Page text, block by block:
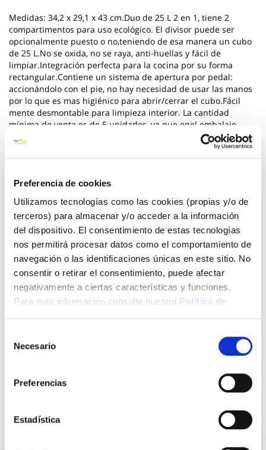
Preferencia de cookies
Utilizamos tecnologías como las cookies (propias y/o de
terceros) para almacenar y/o acceder a la información
del dispositivo. El consentimiento de estas tecnologías
nos permitirá procesar datos como el comportamiento de
navegación o las identificaciones únicas en este sitio. No
consentir o retirar el consentimiento, puede afectar
negativamente a ciertas características y funciones.
Para más información consulte nuestra Política de
Necesario
Preferencias
Estadística
Medidas: 34,2 x 29,1 x 43 cm.Duo de 25 L 2 en 1, tiene 2
compartimentos para uso ecológico. El divisor puede ser
opcionalmente puesto o no,teniendo de esa manera un cubo
de 25 L.No se oxida, no se raya, anti-huellas y fácil de
limpiar.Integración perfecta para la cocina por su forma
rectangular.Contiene un sistema de apertura por pedal:
accionándolo con el pie, no hay necesidad de usar las manos
por lo que es mas higiénico para abrir/cerrar el cubo.Fácil
mente desmontable para limpieza interior. La cantidad
mínima de venta es de 5 unidades, ya que enel embalaje
vienen 5 cubos apilados.
Ver más
24,50 €
Añadir al carrito
Click&Collect - Recogida gratis
en nuestras tiendas
Envío a domicilio:
5 días hábiles
+ INFO
de
imágenes
También te puede interesar